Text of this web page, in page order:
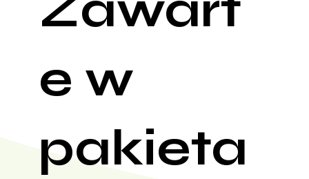
e w
pakieta